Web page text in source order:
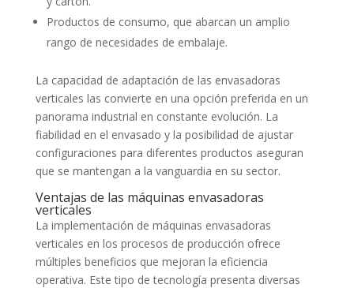
Productos de consumo, que abarcan un amplio
rango de necesidades de embalaje.
La capacidad de adaptación de las envasadoras
verticales las convierte en una opción preferida en un
panorama industrial en constante evolución. La
fiabilidad en el envasado y la posibilidad de ajustar
configuraciones para diferentes productos aseguran
que se mantengan a la vanguardia en su sector.
Ventajas de las máquinas envasadoras
verticales
La implementación de máquinas envasadoras
verticales en los procesos de producción ofrece
múltiples beneficios que mejoran la eficiencia
operativa. Este tipo de tecnología presenta diversas